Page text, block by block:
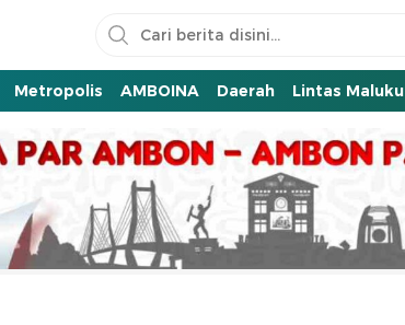
Metropolis AMBOINA Daerah Lintas Maluku